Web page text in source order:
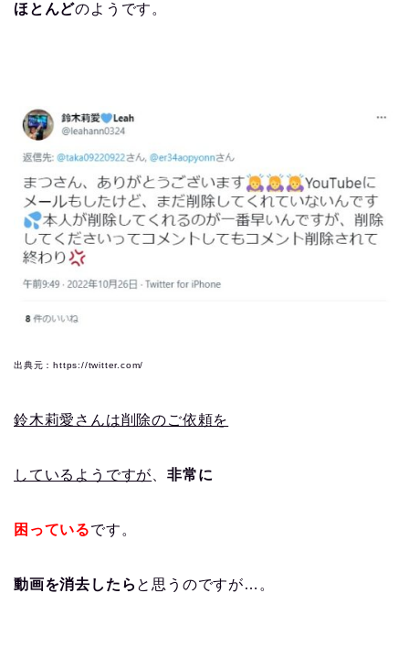
ほとんどのようです。
出典元：https://twitter.com/
鈴木莉愛さんは削除のご依頼を
しているようですが 、非常に
困っているです。
動画を消去したら と思うのですが…。